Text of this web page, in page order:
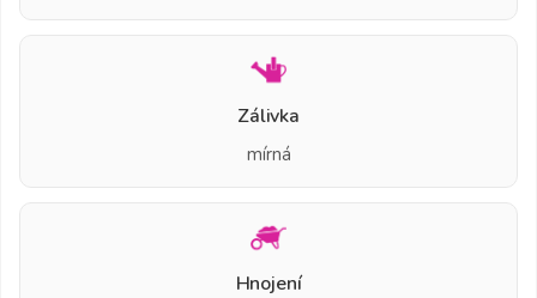
Zálivka
mírná
Hnojení